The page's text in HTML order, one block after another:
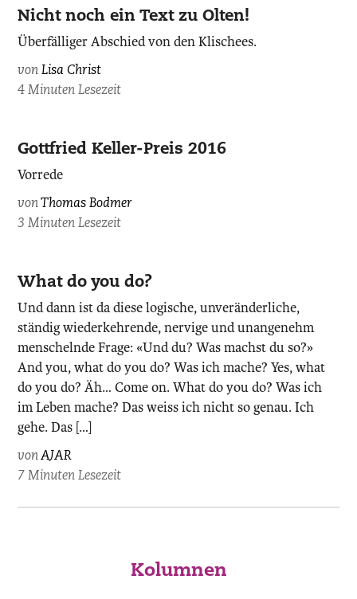
Nicht noch ein Text zu Olten!
Überfälliger Abschied von den Klischees.
vonLisa Christ
4 Minuten Lesezeit
Gottfried Keller-Preis 2016
Vorrede
vonThomas Bodmer
3 Minuten Lesezeit
What do you do?
Und dann ist da diese logische, unveränderliche,
ständig wiederkehrende, nervige und unangenehm
menschelnde Frage: «Und du? Was machst du so?»
And you, what do you do? Was ich mache? Yes, what
do you do? Äh… Come on. What do you do? Was ich
im Leben mache? Das weiss ich nicht so genau. Ich
gehe. Das […]
vonAJAR
7 Minuten Lesezeit
Kolumnen